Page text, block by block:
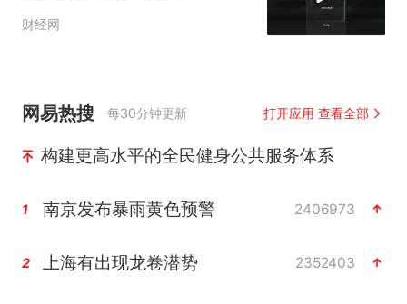
前七个月销量增速领跑行
财经网
网易热搜 每30分钟更新 打开应用 查看全部
构建更高水平的全民健身公共服务体系
1 南京发布暴雨黄色预警 2406973
2 上海有出现龙卷潜势 2352403